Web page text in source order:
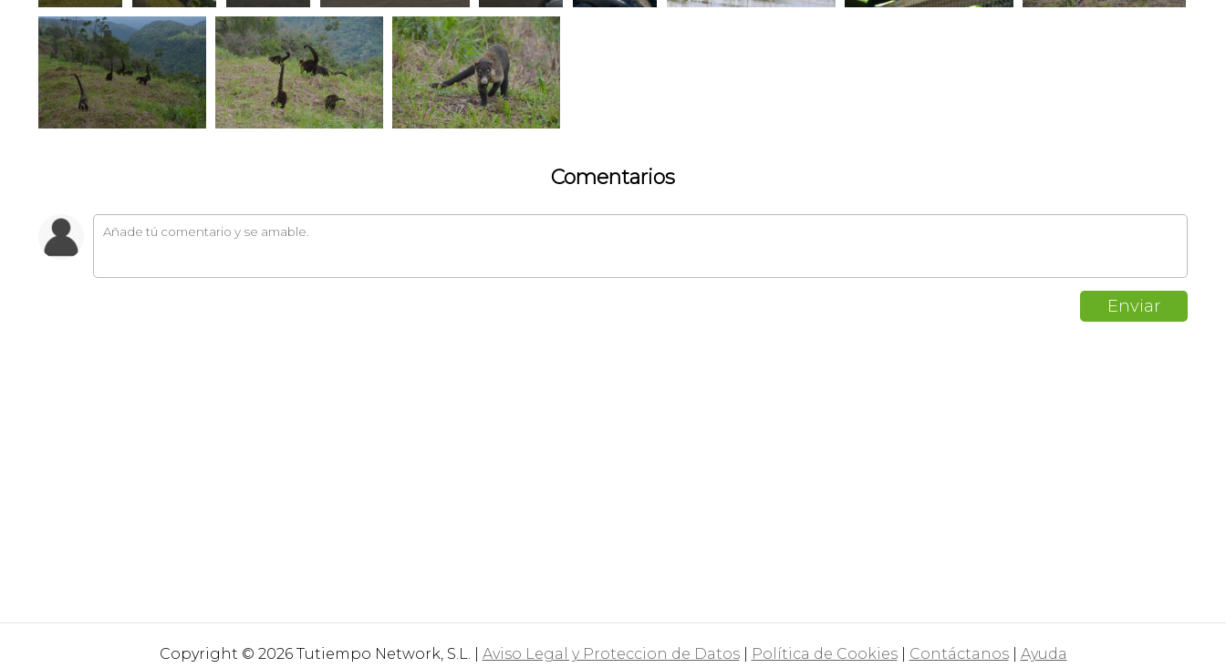
Comentarios
Copyright © 2026 Tutiempo Network, S.L. | Aviso Legal y Proteccion de Datos| Política de Cookies| Contáctanos| Ayuda